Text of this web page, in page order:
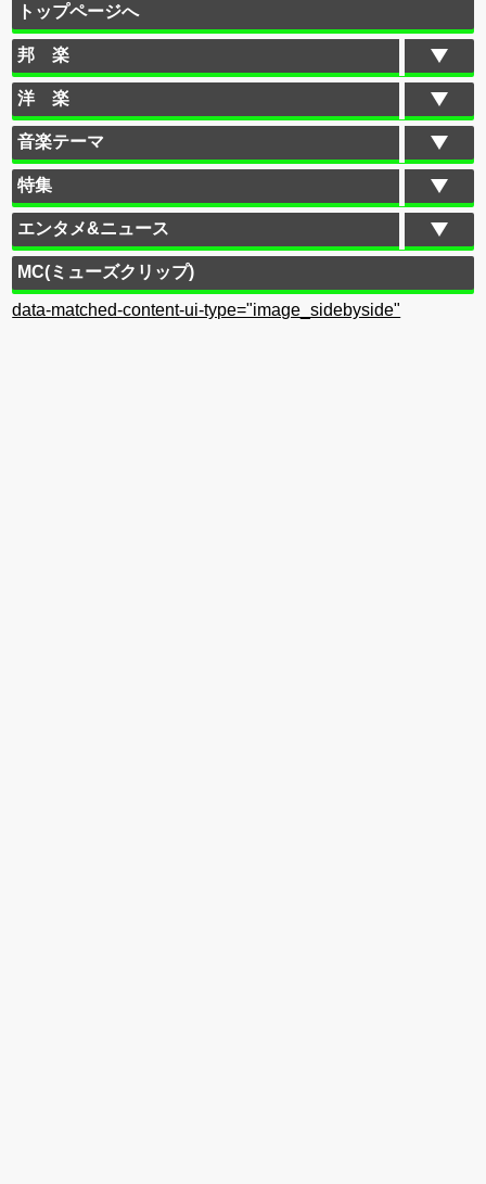
トップページへ
邦 楽
洋 楽
音楽テーマ
特集
エンタメ&ニュース
MC(ミューズクリップ)
data-matched-content-ui-type="image_sidebyside"